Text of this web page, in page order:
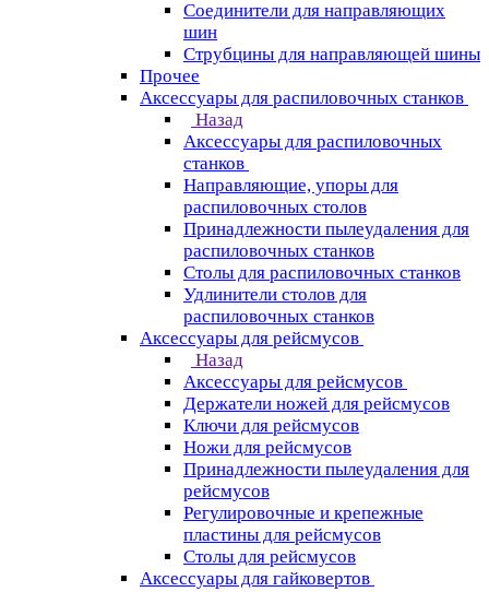
Соединители для направляющих
шин
Струбцины для направляющей шины
Прочее
Аксессуары для распиловочных станков
Назад
Аксессуары для распиловочных
станков
Направляющие, упоры для
распиловочных столов
Принадлежности пылеудаления для
распиловочных станков
Столы для распиловочных станков
Удлинители столов для
распиловочных станков
Аксессуары для рейсмусов
Назад
Аксессуары для рейсмусов
Держатели ножей для рейсмусов
Ключи для рейсмусов
Ножи для рейсмусов
Принадлежности пылеудаления для
рейсмусов
Регулировочные и крепежные
пластины для рейсмусов
Столы для рейсмусов
Аксессуары для гайковертов